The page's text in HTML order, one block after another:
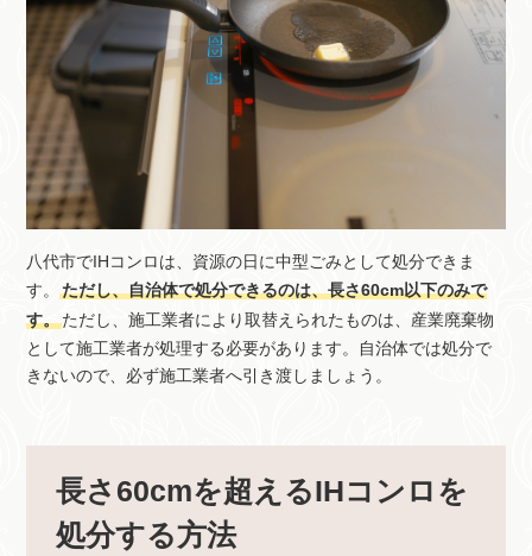
八代市でIHコンロは、資源の日に中型ごみとして処分できま
す。ただし、自治体で処分できるのは、長さ60cm以下のみで
す。ただし、施工業者により取替えられたものは、産業廃棄物
として施工業者が処理する必要があります。自治体では処分で
きないので、必ず施工業者へ引き渡しましょう。
長さ60cmを超えるIHコンロを
処分する方法